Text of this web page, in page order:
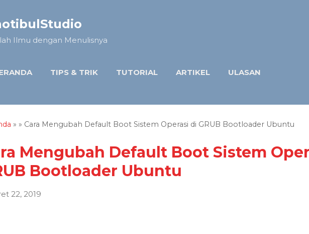
Ilmu dengan Menulisnya
TIPS & TRIK TUTORIAL ARTIKEL ULASAN
» » Cara Mengubah Default Boot Sistem Operasi di GRUB Bootloader Ubuntu
Mengubah Default Boot Sistem
Bootloader Ubuntu
22, 2019